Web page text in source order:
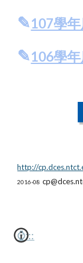
✎107學
✎106學
http://
2016-08
⌚:::